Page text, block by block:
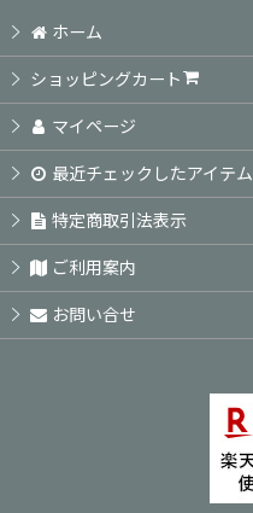
ホーム
ショッピングカート
マイページ
最近チェックしたアイテム
特定商取引法表示
ご利用案内
お問い合せ